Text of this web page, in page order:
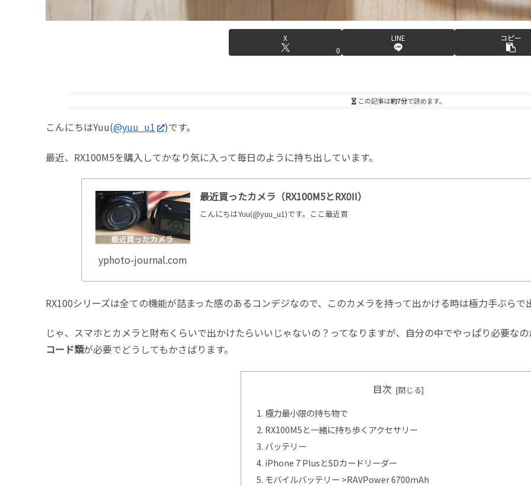
X
0
LINE コピー
この記事は約7分で読めます。
こんにちはYuu(@yuu_u1 )です。
最近、RX100M5を購入してかなり気に入って毎日のように持ち出しています。
最近買ったカメラ（RX100M5とRX0II）
こんにちはYuu(@yuu_u1)です。ここ最近買
yphoto-journal.com
RX100シリーズは全ての機能が詰まった感のあるコンデジなので、このカメラを持って出かける時は極力手ぶらで
じゃ、スマホとカメラと財布くらいで出かけたらいいじゃないの？ってなりますが、自分の中でやっぱり必要な
コード類が必要でどうしてもかさばります。
目次
極力最小限の持ち物で
RX100M5と一緒に持ち歩くアクセサリー
バッテリー
iPhone 7 PlusとSDカードリーダー
モバイルバッテリー >RAVPower 6700mAh